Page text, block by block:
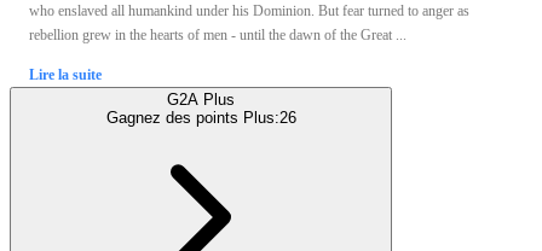
who enslaved all humankind under his Dominion. But fear turned to anger as
rebellion grew in the hearts of men - until the dawn of the Great ...
Lire la suite
G2A Plus
Gagnez des points Plus:26